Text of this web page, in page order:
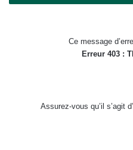
Ce message
Erreur 403 :
Assurez-vous qu’il s’agit